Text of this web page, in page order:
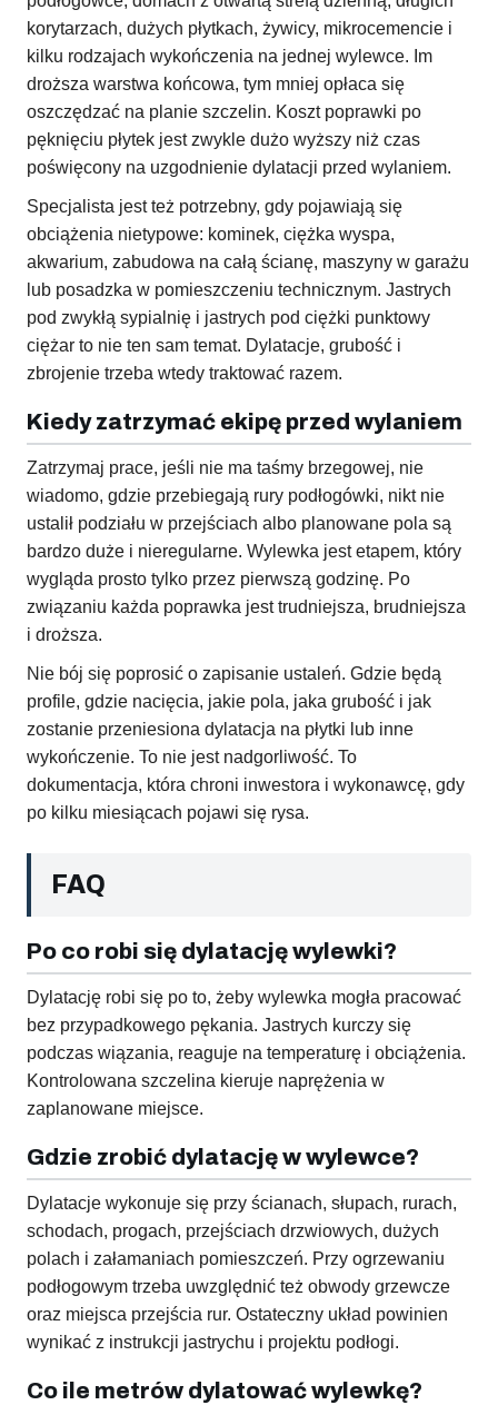
korytarzach, dużych płytkach, żywicy, mikrocemencie i
kilku rodzajach wykończenia na jednej wylewce. Im
droższa warstwa końcowa, tym mniej opłaca się
oszczędzać na planie szczelin. Koszt poprawki po
pęknięciu płytek jest zwykle dużo wyższy niż czas
poświęcony na uzgodnienie dylatacji przed wylaniem.
Specjalista jest też potrzebny, gdy pojawiają się
obciążenia nietypowe: kominek, ciężka wyspa,
akwarium, zabudowa na całą ścianę, maszyny w garażu
lub posadzka w pomieszczeniu technicznym. Jastrych
pod zwykłą sypialnię i jastrych pod ciężki punktowy
ciężar to nie ten sam temat. Dylatacje, grubość i
zbrojenie trzeba wtedy traktować razem.
Kiedy zatrzymać ekipę przed wylaniem
Zatrzymaj prace, jeśli nie ma taśmy brzegowej, nie
wiadomo, gdzie przebiegają rury podłogówki, nikt nie
ustalił podziału w przejściach albo planowane pola są
bardzo duże i nieregularne. Wylewka jest etapem, który
wygląda prosto tylko przez pierwszą godzinę. Po
związaniu każda poprawka jest trudniejsza, brudniejsza
i droższa.
Nie bój się poprosić o zapisanie ustaleń. Gdzie będą
profile, gdzie nacięcia, jakie pola, jaka grubość i jak
zostanie przeniesiona dylatacja na płytki lub inne
wykończenie. To nie jest nadgorliwość. To
dokumentacja, która chroni inwestora i wykonawcę, gdy
po kilku miesiącach pojawi się rysa.
FAQ
Po co robi się dylatację wylewki?
Dylatację robi się po to, żeby wylewka mogła pracować
bez przypadkowego pękania. Jastrych kurczy się
podczas wiązania, reaguje na temperaturę i obciążenia.
Kontrolowana szczelina kieruje naprężenia w
zaplanowane miejsce.
Gdzie zrobić dylatację w wylewce?
Dylatacje wykonuje się przy ścianach, słupach, rurach,
schodach, progach, przejściach drzwiowych, dużych
polach i załamaniach pomieszczeń. Przy ogrzewaniu
podłogowym trzeba uwzględnić też obwody grzewcze
oraz miejsca przejścia rur. Ostateczny układ powinien
wynikać z instrukcji jastrychu i projektu podłogi.
Co ile metrów dylatować wylewkę?